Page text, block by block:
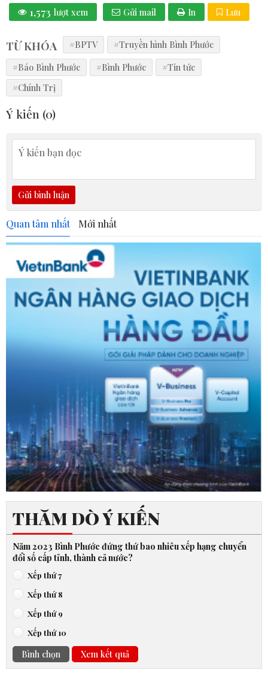
1,573 lượt xem Gửi mail In Lưu
TỪ KHÓA #BPTV
#Truyền hình Bình Phước
#Báo Bình Phước
#Bình Phước
#Tin tức
#Chính Trị
Ý kiến (0)
Gửi bình luận
Quan tâm nhất Mới nhất
THĂM DÒ Ý KIẾN
Năm 2023 Bình Phước đứng thứ bao nhiêu xếp hạng chuyển
đổi số cấp tỉnh, thành cả nước?
Xếp thứ 7
Xếp thứ 8
Xếp thứ 9
Xếp thứ 10
Bình chọn Xem kết quả